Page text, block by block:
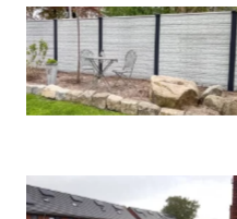
Betonschutting